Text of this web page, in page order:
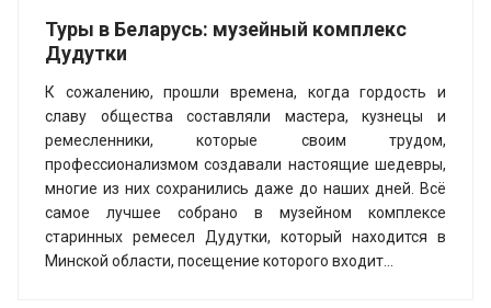
Туры в Беларусь: музейный комплекс
Дудутки
К сожалению, прошли времена, когда гордость и
славу общества составляли мастера, кузнецы и
ремесленники, которые своим трудом,
профессионализмом создавали настоящие шедевры,
многие из них сохранились даже до наших дней. Всё
самое лучшее собрано в музейном комплексе
старинных ремесел Дудутки, который находится в
Минской области, посещение которого входит...